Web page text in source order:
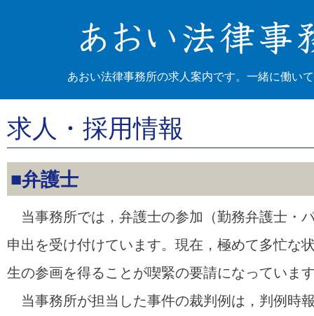
あおい法律事務所の求人案内です。一緒に働い
求人・採用情報
■弁護士
当事務所では，弁護士の参加（勤務弁護士・
申出を受け付けています。現在，極めて多忙な
生の参画を得ることが喫緊の要請になっていま
当事務所が担当した事件の裁判例は，判例時